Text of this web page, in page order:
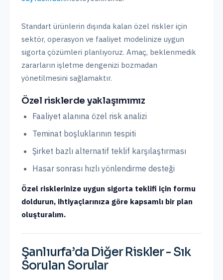
Standart ürünlerin dışında kalan özel riskler için
sektör, operasyon ve faaliyet modelinize uygun
sigorta çözümleri planlıyoruz. Amaç, beklenmedik
zararların işletme dengenizi bozmadan
yönetilmesini sağlamaktır.
Özel risklerde yaklaşımımız
Faaliyet alanına özel risk analizi
Teminat boşluklarının tespiti
Şirket bazlı alternatif teklif karşılaştırması
Hasar sonrası hızlı yönlendirme desteği
Özel risklerinize uygun sigorta teklifi için formu
doldurun, ihtiyaçlarınıza göre kapsamlı bir plan
oluşturalım.
Şanlıurfa’da Diğer Riskler- Sık
Sorulan Sorular